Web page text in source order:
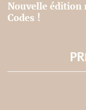
Nouvelle édition
Codes !